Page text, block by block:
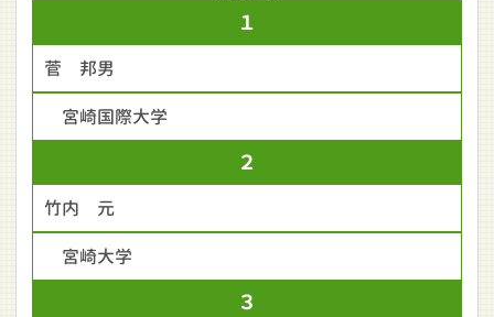
１
菅 邦男
宮崎国際大学
２
竹内 元
宮崎大学
３